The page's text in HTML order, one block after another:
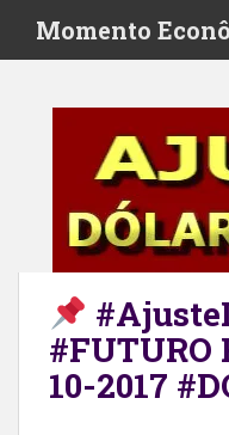
i
Momento
#FUTURO
10-2017